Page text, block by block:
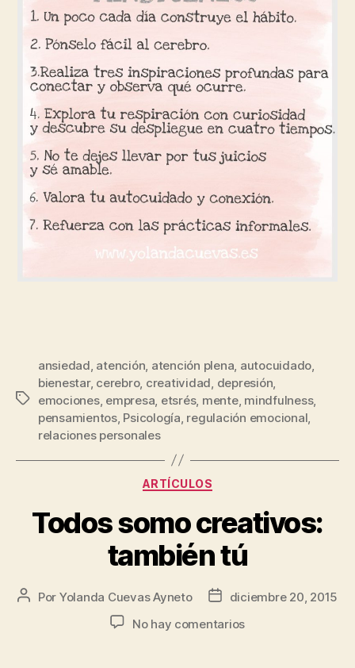
ansiedad, atención, atención plena, autocuidado,
bienestar, cerebro, creatividad, depresión,
emociones, empresa, etsrés, mente, mindfulness,
pensamientos, Psicología, regulación emocional,
relaciones personales
ARTÍCULOS
Todos somo creativos:
también tú
Por Yolanda Cuevas Ayneto
diciembre 20, 2015
No hay comentarios